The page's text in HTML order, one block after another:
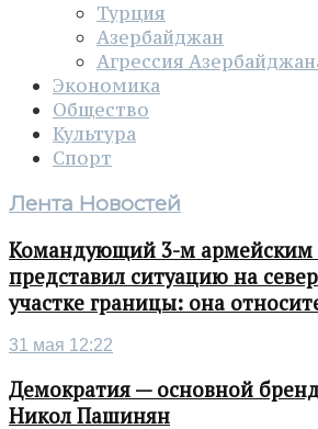
Турция
Азербайджан
Агрессия
Экономика
Общество
Культура
Спорт
Лента Новостей
Командующий 3-м армейским
представил ситуацию на
участке границы: она
31 мая 12:22
Демократия — основной
Никол Пашинян